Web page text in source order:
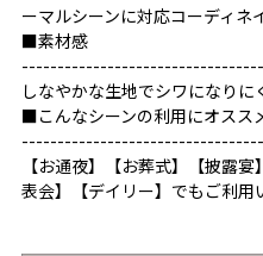
ーマルシーンに対応コーディ
■素材感
しなやかな生地でシワになりに
■こんなシーンの利用にオスス
【お通夜】【お葬式】【披露
表会】【デイリー】でもご利用